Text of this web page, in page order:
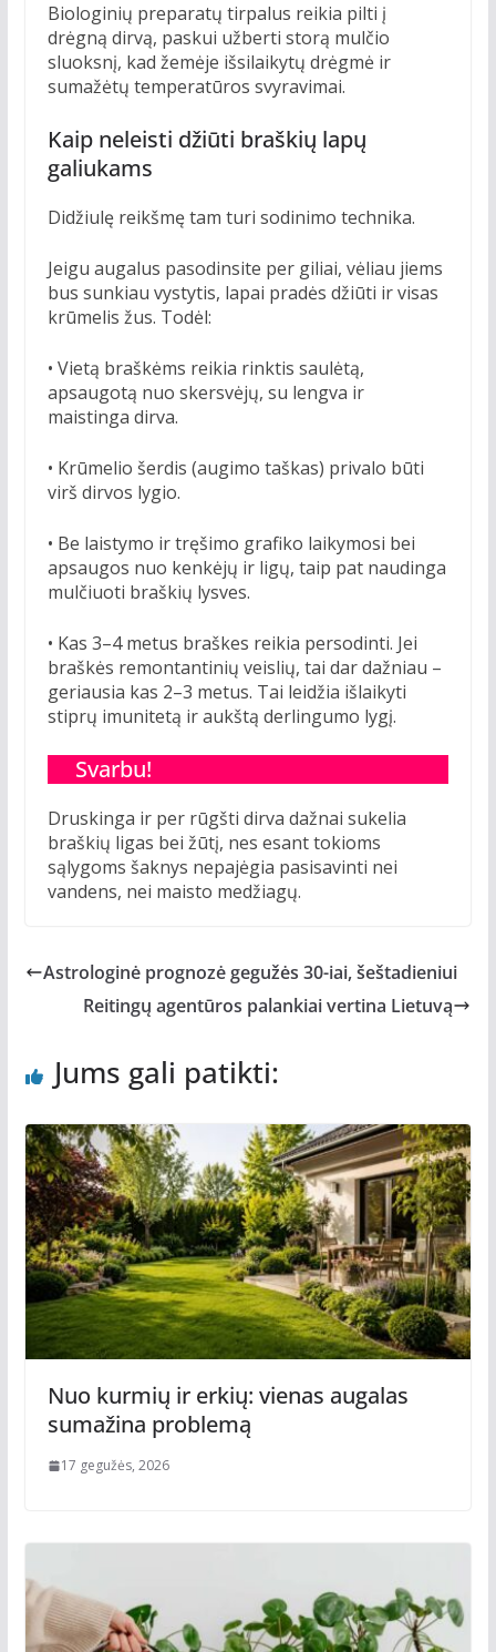
Biologinių preparatų tirpalus reikia pilti į
drėgną dirvą, paskui užberti storą mulčio
sluoksnį, kad žemėje išsilaikytų drėgmė ir
sumažėtų temperatūros svyravimai.
Kaip neleisti džiūti braškių lapų
galiukams
Didžiulę reikšmę tam turi sodinimo technika.
Jeigu augalus pasodinsite per giliai, vėliau jiems
bus sunkiau vystytis, lapai pradės džiūti ir visas
krūmelis žus. Todėl:
• Vietą braškėms reikia rinktis saulėtą,
apsaugotą nuo skersvėjų, su lengva ir
maistinga dirva.
• Krūmelio šerdis (augimo taškas) privalo būti
virš dirvos lygio.
• Be laistymo ir tręšimo grafiko laikymosi bei
apsaugos nuo kenkėjų ir ligų, taip pat naudinga
mulčiuoti braškių lysves.
• Kas 3–4 metus braškes reikia persodinti. Jei
braškės remontantinių veislių, tai dar dažniau –
geriausia kas 2–3 metus. Tai leidžia išlaikyti
stiprų imunitetą ir aukštą derlingumo lygį.
Svarbu!
Druskinga ir per rūgšti dirva dažnai sukelia
braškių ligas bei žūtį, nes esant tokioms
sąlygoms šaknys nepajėgia pasisavinti nei
vandens, nei maisto medžiagų.
Astrologinė prognozė gegužės 30-iai, šeštadieniui
Reitingų agentūros palankiai vertina Lietuvą
Jums gali patikti:
Nuo kurmių ir erkių: vienas augalas
sumažina problemą
17 gegužės, 2026